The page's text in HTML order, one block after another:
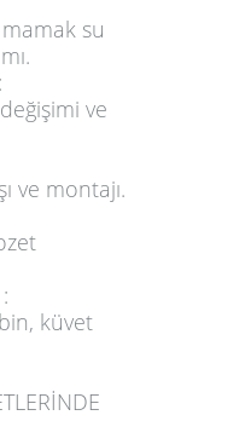
su
ve
ve montajı.
küvet